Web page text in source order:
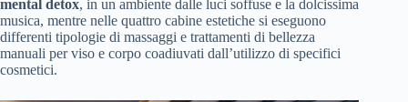
mental detox, in un ambiente dalle luci soffuse e la dolcissima
musica, mentre nelle quattro cabine estetiche si eseguono
differenti tipologie di massaggi e trattamenti di bellezza
manuali per viso e corpo coadiuvati dall’utilizzo di specifici
cosmetici.